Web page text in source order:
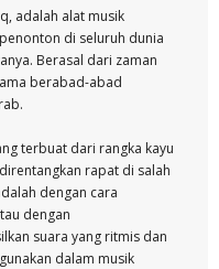
adalah alat musik
di seluruh dunia
Berasal dari zaman
berabad-abad
terbuat dari rangka kayu
rapat di salah
dengan cara
dengan
suara yang ritmis dan
dalam musik